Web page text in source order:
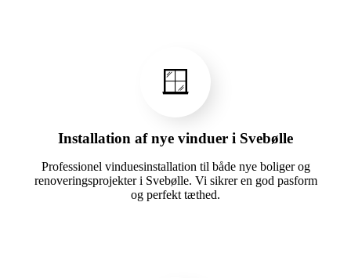
🪟
Installation af nye vinduer i Svebølle
Professionel vinduesinstallation til både nye boliger og
renoveringsprojekter i Svebølle. Vi sikrer en god pasform
og perfekt tæthed.